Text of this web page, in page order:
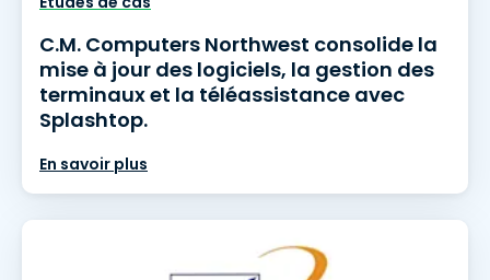
C.M. Computers Northwest consolide la
mise à jour des logiciels, la gestion des
terminaux et la téléassistance avec
Splashtop.
En savoir plus